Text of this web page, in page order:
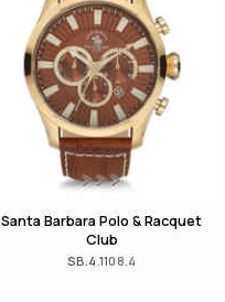
Santa Barbara Polo & Racquet
Club
SB.4.1108.4